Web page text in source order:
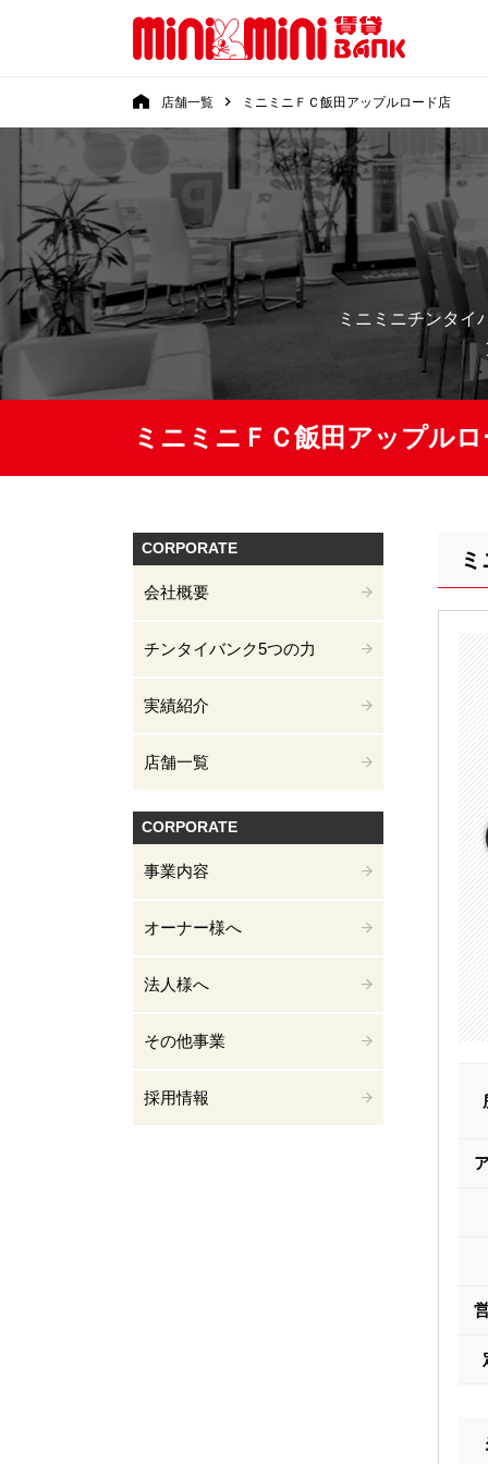
店舗一覧 ミニミニＦＣ飯田アップルロード店
ミニミニチンタイ
ミニミニＦＣ飯田アップル
CORPORATE
会社概要
チンタイバンク5つの力
実績紹介
店舗一覧
CORPORATE
事業内容
オーナー様へ
法人様へ
その他事業
採用情報